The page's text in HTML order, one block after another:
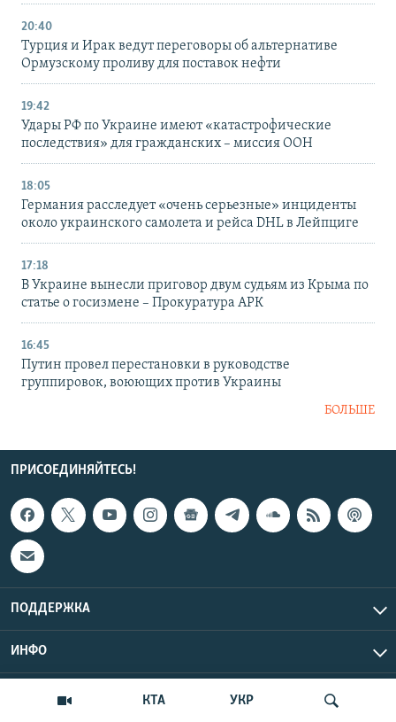
КТА УКР
20:40
Турция и Ирак ведут переговоры об альтернативе
Ормузскому проливу для поставок нефти
19:42
Удары РФ по Украине имеют «катастрофические
последствия» для гражданских – миссия ООН
18:05
Германия расследует «очень серьезные» инциденты
около украинского самолета и рейса DHL в Лейпциге
17:18
В Украине вынесли приговор двум судьям из Крыма по
статье о госизмене – Прокуратура АРК
16:45
Путин провел перестановки в руководстве
группировок, воюющих против Украины
БОЛЬШЕ
ПРИСОЕДИНЯЙТЕСЬ!
ПОДДЕРЖКА
ИНФО
Copyright Крым.Реалии, 2026 | Все права защищены.
UTC+3